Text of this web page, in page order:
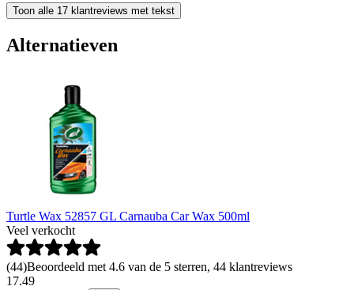
Toon alle 17 klantreviews met tekst
Alternatieven
Turtle Wax 52857 GL Carnauba Car Wax 500ml
Veel verkocht
(44)Beoordeeld met 4.6 van de 5 sterren, 44 klantreviews
17.49